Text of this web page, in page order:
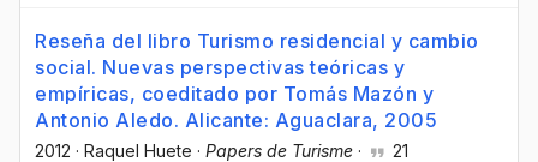
Reseña del libro Turismo residencial y cambio
social. Nuevas perspectivas teóricas y
empíricas, coeditado por Tomás Mazón y
Antonio Aledo. Alicante: Aguaclara, 2005
2012 · Raquel Huete · Papers de Turisme · 21